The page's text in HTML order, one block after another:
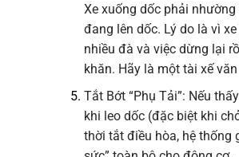
Xe xuống dốc phải
đang lên dốc. Lý do là vì
nhiều đà và việc dừng lại
khăn. Hãy là một tài xế
Tắt Bớt “Phụ Tải”: Nếu
khi leo dốc (đặc biệt khi
thời tắt điều hòa, hệ thống